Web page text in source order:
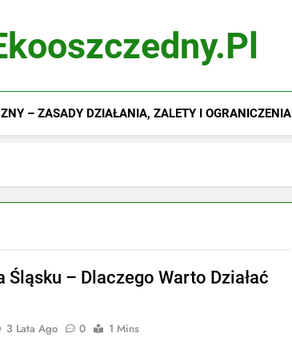
– ZASADY DZIAŁANIA, ZALETY I OGRANICZENIA
Śląsku – Dlaczego Warto Działać
3 Lata Ago 0
1 Mins